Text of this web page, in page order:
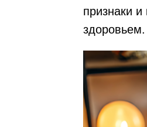
признаки
здоровьем.